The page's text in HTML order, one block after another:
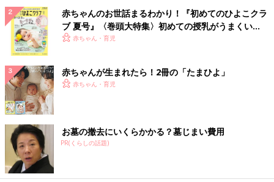
清潔感を意識しよう
人に不快感を与えないためにもっとも重要なのは「清潔感」で
す。先述した、NGな身だしなみチェックリストに当てはまった
具体的には、爪を1週間に1回は切る、美容院に1〜2か月おきに
行く、ヒゲは丁寧に剃る、眉毛や鼻毛を整える、歯科検診に3〜6
か月に1回行くなどです。
全部整えるのが難しい方は、まずは頭髪だけでも意識してみまし
ょう。洗浄力が強すぎるシャンプーは、頭皮が荒れたり皮脂の過
剰分泌を招いたりして、頭皮がベタつくこともあります。敏感肌
でも使える優しい成分の商品を選ぶか、美容師さんに相談するの
もいいでしょう。
赤ちゃんのお世話まるわかり！『初めてのひよこクラ
ブ 夏号』〈巻頭大特集〉初めての授乳がうまくい
く！ おっぱい・ミルクの基本と夏のトラブル 解決テ
赤ちゃん・育児
赤ちゃんが生まれたら！2冊の「たまひよ」
赤ちゃん・育児
お墓の撤去にいくらかかる？墓じまい費用
PR(くらしの話題)